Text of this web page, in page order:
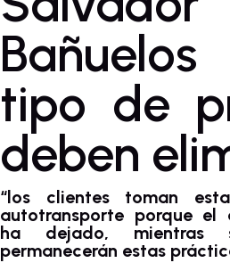
tipo de
deben
“los clientes toman
autotransporte porque el
ha dejado, mientras
permanecerán estas